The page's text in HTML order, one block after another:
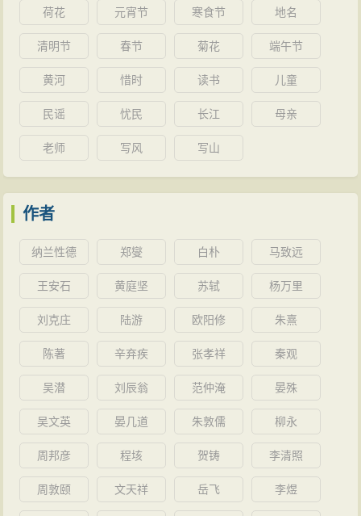
荷花 元宵节 寒食节 地名
清明节 春节 菊花 端午节
黄河 惜时 读书 儿童
民谣 忧民 长江 母亲
老师 写风 写山
作者
纳兰性德 郑燮 白朴 马致远
王安石 黄庭坚 苏轼 杨万里
刘克庄 陆游 欧阳修 朱熹
陈著 辛弃疾 张孝祥 秦观
吴潜 刘辰翁 范仲淹 晏殊
吴文英 晏几道 朱敦儒 柳永
周邦彦 程垓 贺铸 李清照
周敦颐 文天祥 岳飞 李煜